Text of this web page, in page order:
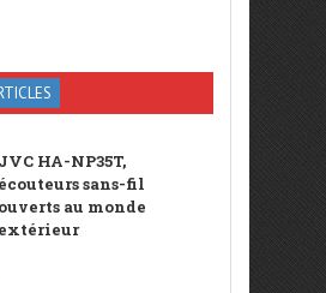
JVC HA-NP35T,
écouteurs sans-fil
ouverts au monde
extérieur